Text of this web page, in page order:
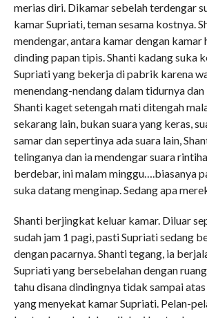
merias diri. Dikamar sebelah terdengar
kamar Supriati, teman sesama kostnya.
mendengar, antara kamar dengan kamar
dinding papan tipis. Shanti kadang suka
Supriati yang bekerja di pabrik karena
menendang-nendang dalam tidurnya
Shanti kaget setengah mati ditengah
sekarang lain, bukan suara yang keras,
samar dan sepertinya ada suara lain,
telinganya dan ia mendengar suara
berdebar, ini malam minggu….biasanya
suka datang menginap. Sedang apa
Shanti berjingkat keluar kamar. Diluar
sudah jam 1 pagi, pasti Supriati sedang
dengan pacarnya. Shanti tegang, ia
Supriati yang bersebelahan dengan
tahu disana dindingnya tidak sampai
yang menyekat kamar Supriati. Pelan-